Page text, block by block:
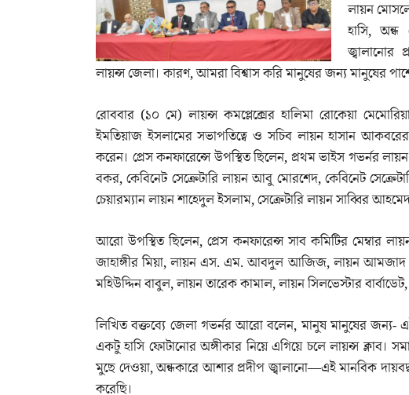
লায়ন
হাসি,
জ্বালানোর
লায়ন্স জেলা। কারণ, আমরা বিশ্বাস করি মানুষের জন্য মানুষের
রোববার (১০ মে) লায়ন্স কমপ্লেক্সের হালিমা রোকেয়া
ইমতিয়াজ ইসলামের সভাপতিত্বে ও সচিব লায়ন হাসান আকবরের
করেন। প্রেস কনফারেন্সে উপস্থিত ছিলেন, প্রথম ভাইস গভর্নর
বকর, কেবিনেট সেক্রেটারি লায়ন আবু মোরশেদ, কেবিনেট
চেয়ারম্যান লায়ন শাহেদুল ইসলাম, সেক্রেটারি লায়ন সাব্বির
আরো উপস্থিত ছিলেন, প্রেস কনফারেন্স সাব কমিটির মেম্বার
জাহাঙ্গীর মিয়া, লায়ন এস. এম. আবদুল আজিজ, লায়ন আমজাদ
মহিউদ্দিন বাবুল, লায়ন তারেক কামাল, লায়ন সিলভেস্টার
লিখিত বক্তব্যে জেলা গভর্নর আরো বলেন, মানুষ মানুষের জন্য-
একটু হাসি ফোটানোর অঙ্গীকার নিয়ে এগিয়ে চলে লায়ন্স
মুছে দেওয়া, অন্ধকারে আশার প্রদীপ জ্বালানো—এই মানবিক
করেছি।